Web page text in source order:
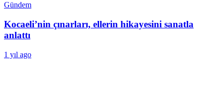
Gündem
Kocaeli’nin çınarları, ellerin hikayesini sanatla
anlattı
1 yıl ago